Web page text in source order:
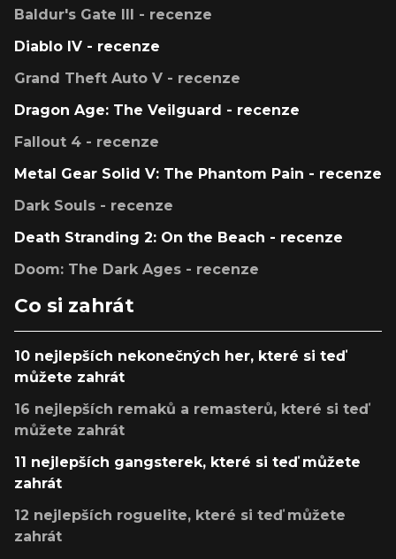
Baldur's Gate III - recenze
Diablo IV - recenze
Grand Theft Auto V - recenze
Dragon Age: The Veilguard - recenze
Fallout 4 - recenze
Metal Gear Solid V: The Phantom Pain - recenze
Dark Souls - recenze
Death Stranding 2: On the Beach - recenze
Doom: The Dark Ages - recenze
Co si zahrát
10 nejlepších nekonečných her, které si teď
můžete zahrát
16 nejlepších remaků a remasterů, které si teď
můžete zahrát
11 nejlepších gangsterek, které si teď můžete
zahrát
12 nejlepších roguelite, které si teď můžete
zahrát